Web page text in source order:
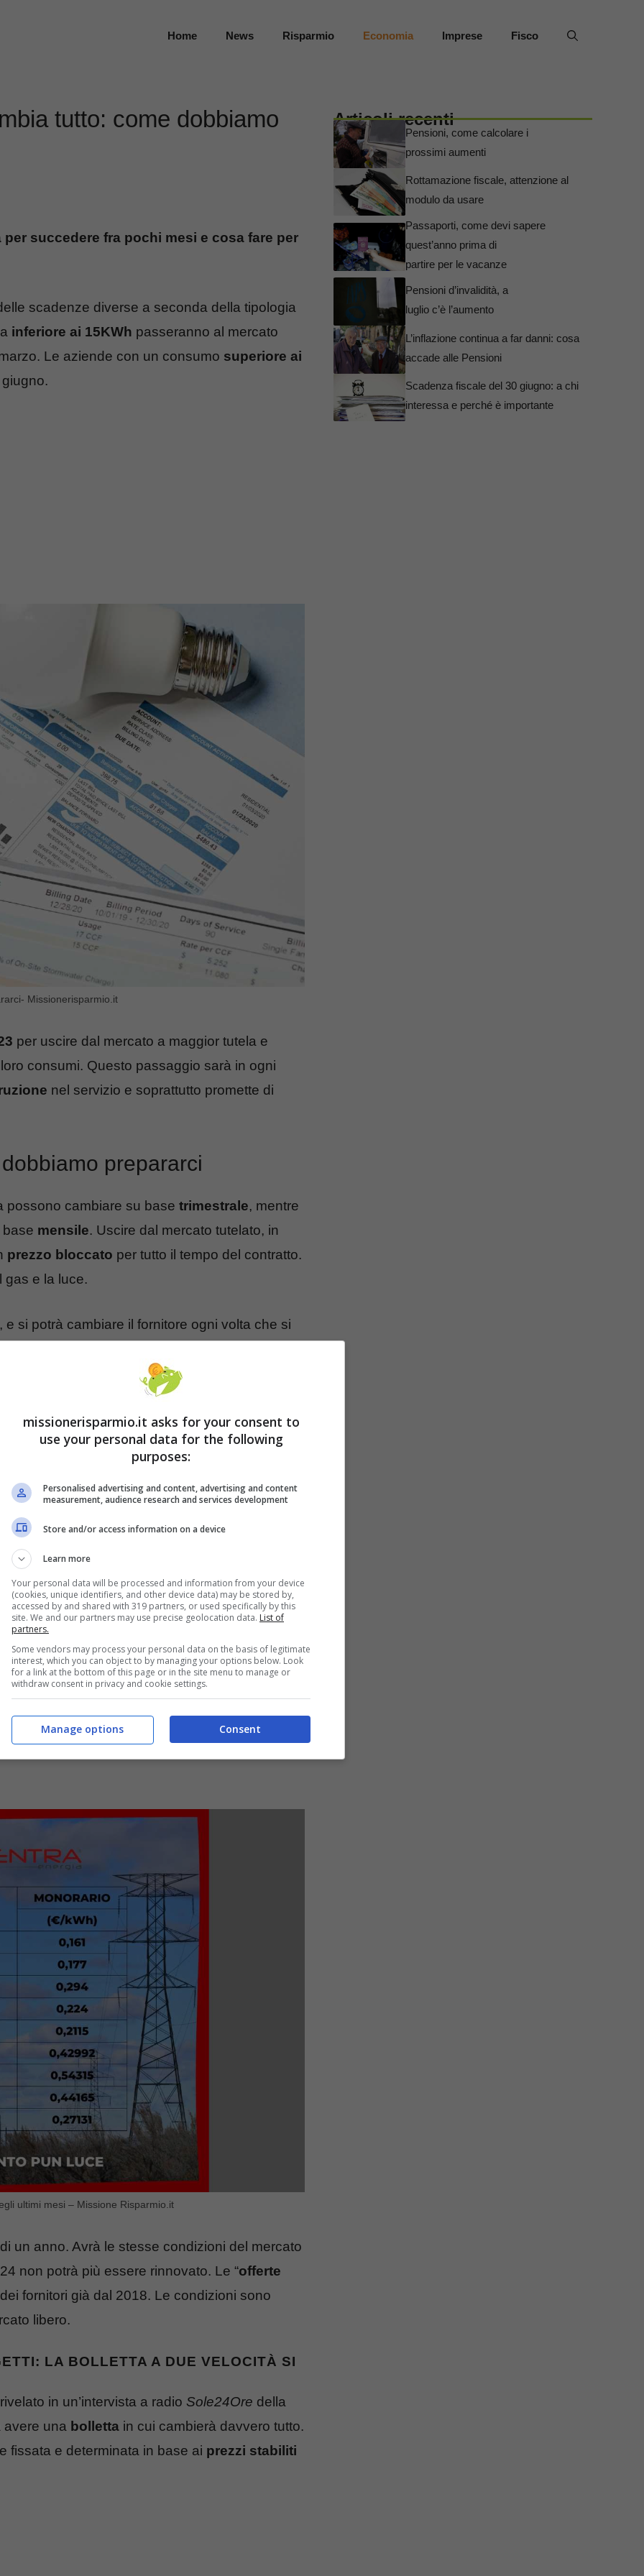
Home News Risparmio Economia Imprese Fisco
tutto: come dobbiamo
succedere fra pochi mesi e cosa fare per
scadenze diverse a seconda della tipologia
inferiore ai 15KWh passeranno al mercato
Le aziende con un consumo superiore ai
Missionerisparmio.it
per uscire dal mercato a maggior tutela e
consumi. Questo passaggio sarà in ogni
nel servizio e soprattutto promette di
prepararci
possono cambiare su base trimestrale, mentre
mensile. Uscire dal mercato tutelato, in
prezzo bloccato per tutto il tempo del contratto.
gas e la luce.
, e si potrà cambiare il fornitore ogni volta che si
che sul contratto non sia presente una
per un determinato periodo. Anche i
al mercato libero entro fine
quale sarà il suo nuovo fornitore energetico al di
Non ci sarà neanche l’interruzione del
offerte intermedie
ultimi mesi – Missione Risparmio.it
un anno. Avrà le stesse condizioni del mercato
non potrà più essere rinnovato. Le “offerte
fornitori già dal 2018. Le condizioni sono
libero.
LA BOLLETTA A DUE VELOCITÀ SI
in un’intervista a radio Sole24Ore della
avere una bolletta in cui cambierà davvero tutto.
fissata e determinata in base ai prezzi stabiliti
Articoli recenti
Pensioni, come calcolare i
prossimi aumenti
Rottamazione fiscale, attenzione al
modulo da usare
Passaporti, come devi sapere
quest’anno prima di
partire per le vacanze
Pensioni d’invalidità, a
luglio c’è l’aumento
L’inflazione continua a far danni: cosa
accade alle Pensioni
Scadenza fiscale del 30 giugno: a chi
interessa e perché è importante
missionerisparmio.it asks for your consent to
use your personal data for the following
purposes:
Personalised advertising and content, advertising and content
measurement, audience research and services development
Store and/or access information on a device
Learn more
Your personal data will be processed and information from your device
(cookies, unique identifiers, and other device data) may be stored by,
accessed by and shared with 319 partners, or used specifically by this
site. We and our partners may use precise geolocation data. List of
partners.
Some vendors may process your personal data on the basis of legitimate
interest, which you can object to by managing your options below. Look
for a link at the bottom of this page or in the site menu to manage or
withdraw consent in privacy and cookie settings.
Consent
Manage options